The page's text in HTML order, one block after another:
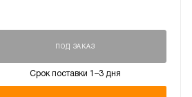
ПОД ЗАКАЗ
Срок поставки 1–3 дня